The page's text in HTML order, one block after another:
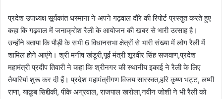
प्रदेश उपाध्यक्ष सूर्यकांत धस्माना ने अपने गढ़वाल दौरे की रिपोर्ट प्रस्तुत करते हुए
कहा कि गढ़वाल में जनाक्रोश रैली के आयोजन की खबर से भारी उत्साह है।
उन्होंने बताया कि पौड़ी के सभी 6 विधानसभा क्षेत्रों से भारी संख्या में लोग रैली में
शामिल होने आएंगे। श्री मनीष खंडूरी,पूर्व मंत्री शूरवीर सिंह सजवाण,प्रदेश
महामंत्री प्रदीप तिवारी ने कहा कि श्रीनगर की स्थानीय इकाई ने रैली के लिए
तैयारियां शुरू कर दी हैं। प्रदेश महामंत्रीगण विजय सारस्वत,हरि कृष्ण भट्ट, लष्मी
राणा, याक़ूब सिद्दीकी, पीके अग्रवाल, राजपाल खरोला,नवीन जोशी ने भी रैली को